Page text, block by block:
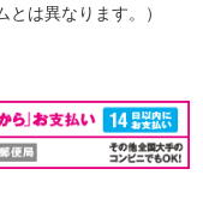
は異なります。）